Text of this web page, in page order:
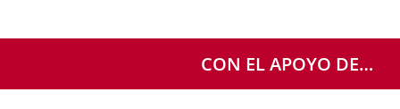
CON EL APOYO DE…